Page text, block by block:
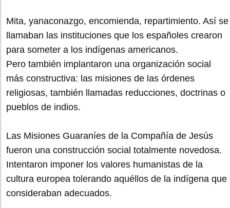
Mita, yanaconazgo, encomienda, repartimiento. Así se
llamaban las instituciones que los españoles crearon
para someter a los indígenas americanos.
Pero también implantaron una organización social
más constructiva: las misiones de las órdenes
religiosas, también llamadas reducciones, doctrinas o
pueblos de indios.
Las Misiones Guaraníes de la Compañía de Jesús
fueron una construcción social totalmente novedosa.
Intentaron imponer los valores humanistas de la
cultura europea tolerando aquéllos de la indígena que
consideraban adecuados.